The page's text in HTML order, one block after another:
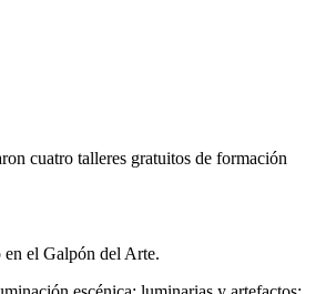
cuatro talleres gratuitos de formación
en el Galpón del Arte.